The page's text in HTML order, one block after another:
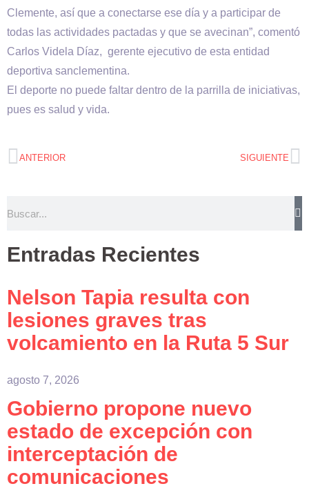
Clemente, así que a conectarse ese día y a participar de
todas las actividades pactadas y que se avecinan”, comentó
Carlos Videla Díaz, gerente ejecutivo de esta entidad
deportiva sanclementina.
El deporte no puede faltar dentro de la parrilla de iniciativas,
pues es salud y vida.
ANTERIOR SIGUIENTE
Entradas Recientes
Nelson Tapia resulta con
lesiones graves tras
volcamiento en la Ruta 5 Sur
agosto 7, 2026
Gobierno propone nuevo
estado de excepción con
interceptación de
comunicaciones